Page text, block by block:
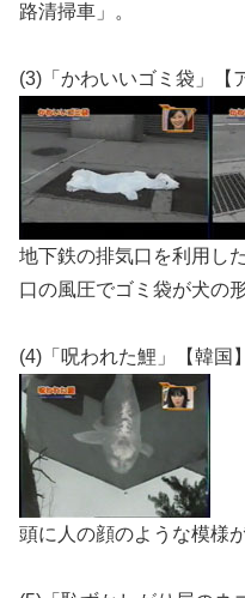
路清掃車」。
(3)「かわいいゴミ袋」【
地下鉄の排気口を利用し
口の風圧でゴミ袋が犬の形
(4)「呪われた鯉」【韓国】
頭に人の顔のような模様